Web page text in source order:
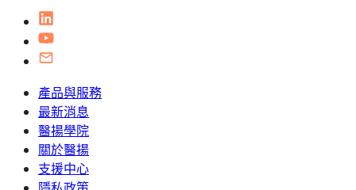
產品與服務
最新消息
醫揚學院
關於醫揚
支援中心